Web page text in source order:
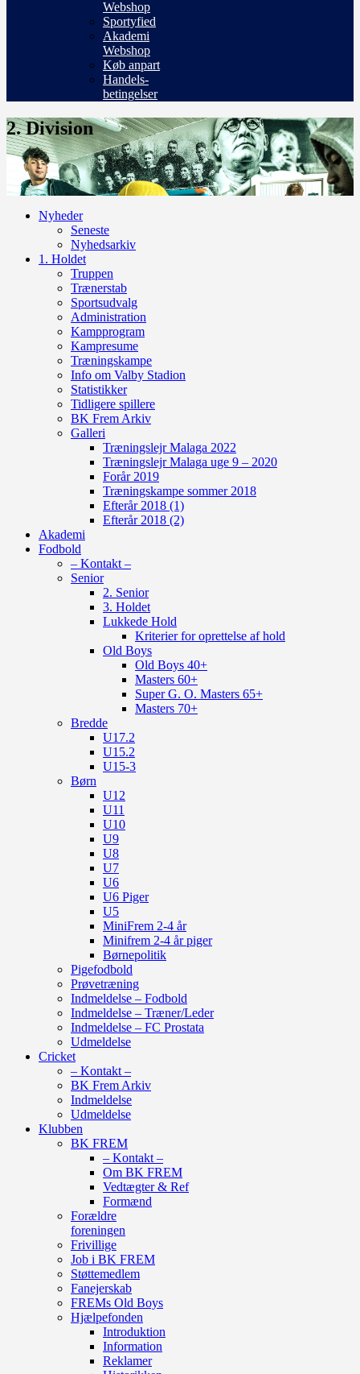
Webshop
Sportyfied
Akademi
Webshop
Køb anpart
Handels-
betingelser
2. Division
Nyheder
Seneste
Nyhedsarkiv
1. Holdet
Truppen
Trænerstab
Sportsudvalg
Administration
Kampprogram
Kampresume
Træningskampe
Info om Valby Stadion
Statistikker
Tidligere spillere
BK Frem Arkiv
Galleri
Træningslejr Malaga 2022
Træningslejr Malaga uge 9 – 2020
Forår 2019
Træningskampe sommer 2018
Efterår 2018 (1)
Efterår 2018 (2)
Akademi
Fodbold
– Kontakt –
Senior
2. Senior
3. Holdet
Lukkede Hold
Kriterier for oprettelse af hold
Old Boys
Old Boys 40+
Masters 60+
Super G. O. Masters 65+
Masters 70+
Bredde
U17.2
U15.2
U15-3
Børn
U12
U11
U10
U9
U8
U7
U6
U6 Piger
U5
MiniFrem 2-4 år
Minifrem 2-4 år piger
Børnepolitik
Pigefodbold
Prøvetræning
Indmeldelse – Fodbold
Indmeldelse – Træner/Leder
Indmeldelse – FC Prostata
Udmeldelse
Cricket
– Kontakt –
BK Frem Arkiv
Indmeldelse
Udmeldelse
Klubben
BK FREM
– Kontakt –
Om BK FREM
Vedtægter & Ref
Formænd
Forældre
foreningen
Frivillige
Job i BK FREM
Støttemedlem
Fanejerskab
FREMs Old Boys
Hjælpefonden
Introduktion
Information
Reklamer